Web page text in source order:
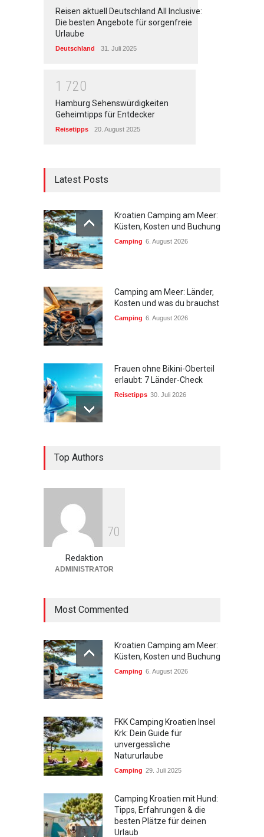
Reisen aktuell Deutschland All Inclusive:
Die besten Angebote für sorgenfreie
Urlaube
Deutschland 31. Juli 2025
1 720
Hamburg Sehenswürdigkeiten
Geheimtipps für Entdecker
Reisetipps 20. August 2025
Latest Posts
Kroatien Camping am Meer:
Küsten, Kosten und Buchung
Camping 6. August 2026
Camping am Meer: Länder,
Kosten und was du brauchst
Camping 6. August 2026
Frauen ohne Bikini-Oberteil
erlaubt: 7 Länder-Check
Reisetipps 30. Juli 2026
Tipps fürs perfekte Wetter
Top Authors
70
Redaktion
ADMINISTRATOR
Most Commented
Kroatien Camping am Meer:
Küsten, Kosten und Buchung
Camping 6. August 2026
FKK Camping Kroatien Insel
Krk: Dein Guide für
unvergessliche
Natururlaube
Camping 29. Juli 2025
Camping Kroatien mit Hund:
Tipps, Erfahrungen & die
besten Plätze für deinen
Urlaub